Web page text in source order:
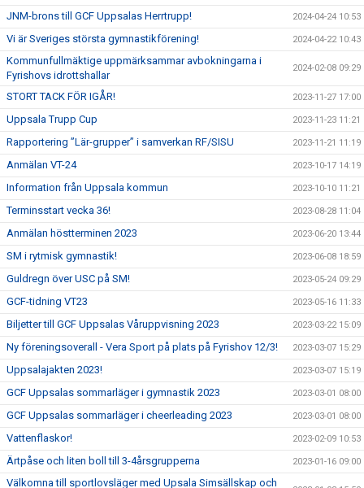
JNM-brons till GCF Uppsalas Herrtrupp! 2024-04-24 10:53
Vi är Sveriges största gymnastikförening! 2024-04-22 10:43
Kommunfullmäktige uppmärksammar avbokningarna i
Fyrishovs idrottshallar
2024-02-08 09:29
STORT TACK FÖR IGÅR! 2023-11-27 17:00
Uppsala Trupp Cup 2023-11-23 11:21
Rapportering ”Lär-grupper” i samverkan RF/SISU 2023-11-21 11:19
Anmälan VT-24 2023-10-17 14:19
Information från Uppsala kommun 2023-10-10 11:21
Terminsstart vecka 36! 2023-08-28 11:04
Anmälan höstterminen 2023 2023-06-20 13:44
SM i rytmisk gymnastik! 2023-06-08 18:59
Guldregn över USC på SM! 2023-05-24 09:29
GCF-tidning VT23 2023-05-16 11:33
Biljetter till GCF Uppsalas Våruppvisning 2023 2023-03-22 15:09
Ny föreningsoverall - Vera Sport på plats på Fyrishov 12/3! 2023-03-07 15:29
Uppsalajakten 2023! 2023-03-07 15:19
GCF Uppsalas sommarläger i gymnastik 2023 2023-03-01 08:00
GCF Uppsalas sommarläger i cheerleading 2023 2023-03-01 08:00
Vattenflaskor! 2023-02-09 10:53
Ärtpåse och liten boll till 3-4årsgrupperna 2023-01-16 09:00
Välkomna till sportlovsläger med Upsala Simsällskap och